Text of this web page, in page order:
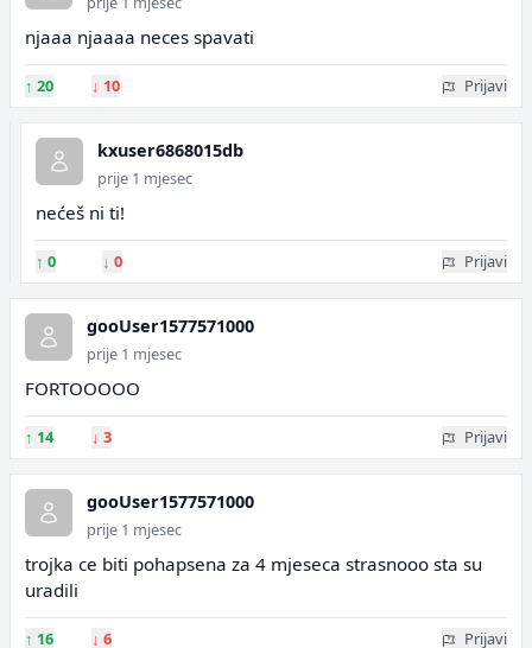
njaaa njaaaa neces spavati
↑ 20 ↓ 10 Prijavi
kxuser6868015db
prije 1 mjesec
nećeš ni ti!
↑ 0 ↓ 0 Prijavi
gooUser1577571000
prije 1 mjesec
FORTOOOOO
↑ 14 ↓ 3 Prijavi
gooUser1577571000
prije 1 mjesec
trojka ce biti pohapsena za 4 mjeseca strasnooo sta su
uradili
↑ 16 ↓ 6 Prijavi